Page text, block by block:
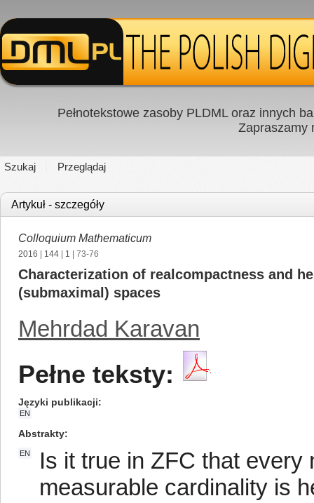
Pełnotekstowe zasoby PLDML oraz innych
Zapraszamy
Szukaj Przeglądaj
Artykuł - szczegóły
Colloquium Mathematicum
2016 144 1 | 73-76
Characterization of realcompactness and
(submaximal) spaces
Mehrdad Karavan
Pełne teksty:
Języki publikacji
EN
Abstrakty
EN
Is it true in ZFC that
measurable cardinality is